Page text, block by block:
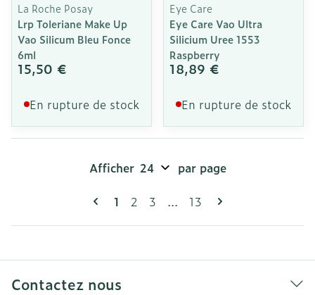
La Roche Posay
Lrp Toleriane Make Up
Vao Silicum Bleu Fonce
6ml
15,50 €
En rupture de stock
Eye Care
Eye Care Vao Ultra
Silicium Uree 1553
Raspberry
18,89 €
En rupture de stock
Vous lisez actuellement la page
1 Page
2 Page
3 ... Page
13
Afficher par page
Contactez nous